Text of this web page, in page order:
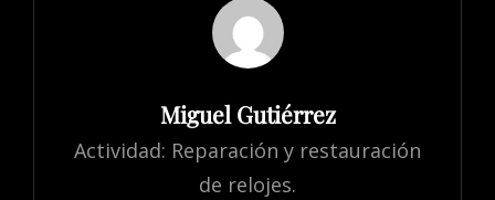
Miguel Gutiérrez
Actividad: Reparación y restauración
de relojes.